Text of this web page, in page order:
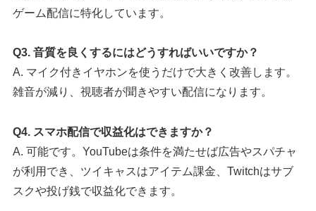
ゲーム配信に特化しています。
Q3. 音質を良くするにはどうすればいいですか？
A. マイク付きイヤホンを使うだけで大きく改善します。
雑音が減り、視聴者が聞きやすい配信になります。
Q4. スマホ配信で収益化はできますか？
A. 可能です。YouTubeは条件を満たせば広告やスパチャ
が利用でき、ツイキャスはアイテム課金、Twitchはサブ
スクや投げ銭で収益化できます。